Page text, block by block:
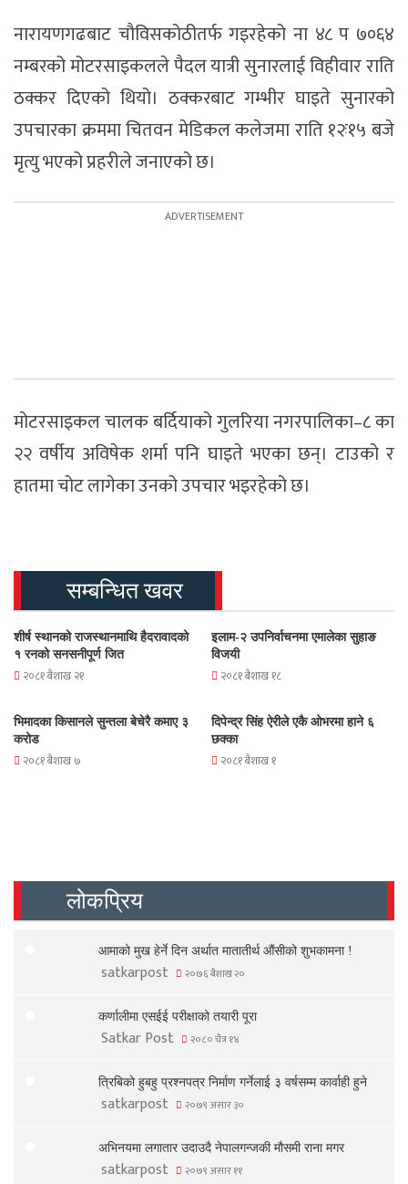
नारायणगढबाट चौविसकोठीतर्फ गइरहेको ना ४८ प ७०६४
नम्बरको मोटरसाइकलले पैदल यात्री सुनारलाई विहीवार राति
ठक्कर दिएको थियो। ठक्करबाट गम्भीर घाइते सुनारको
उपचारका क्रममा चितवन मेडिकल कलेजमा राति १२ः१५ बजे
मृत्यु भएको प्रहरीले जनाएको छ।
मोटरसाइकल चालक बर्दियाको गुलरिया नगरपालिका–८ का
२२ वर्षीय अविषेक शर्मा पनि घाइते भएका छन्। टाउको र
हातमा चोट लागेका उनको उपचार भइरहेको छ।
सम्बन्धित खवर
शीर्ष स्थानको राजस्थानमाथि हैदरावादको
१ रनको सनसनीपूर्ण जित
२०८१ बैशाख २१
इलाम-२ उपनिर्वाचनमा एमालेका सुहाङ
विजयी
२०८१ बैशाख १८
भिमादका किसानले सुन्तला बेचेरै कमाए ३
करोड
२०८१ बैशाख ७
दिपेन्द्र सिंह ऐरीले एकै ओभरमा हाने ६
छक्का
२०८१ बैशाख १
लोकप्रिय
आमाको मुख हेर्ने दिन अर्थात मातातीर्थ औंसीको शुभकामना !
satkarpost २०७६ बैशाख २०
कर्णालीमा एसईई परीक्षाको तयारी पूरा
Satkar Post २०८० चैत्र १४
त्रिबिको हुबहु प्रश्नपत्र निर्माण गर्नेलाई ३ वर्षसम्म कार्वाही हुने
satkarpost २०७९ असार ३०
अभिनयमा लगातार उदाउदै नेपालगन्जकी मौसमी राना मगर
satkarpost २०७९ असार ११